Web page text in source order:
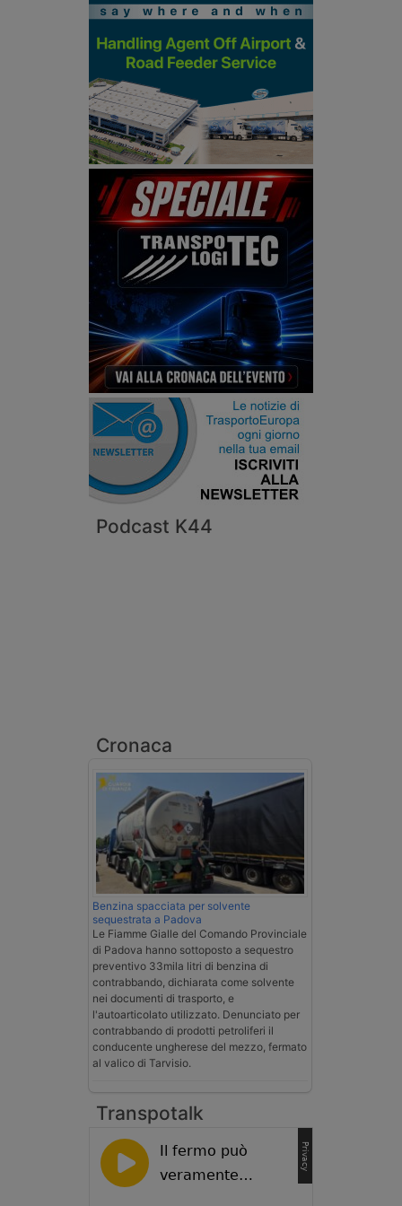
Podcast K44
Cronaca
Benzina spacciata per solvente
sequestrata a Padova
Le Fiamme Gialle del Comando Provinciale
di Padova hanno sottoposto a sequestro
preventivo 33mila litri di benzina di
contrabbando, dichiarata come solvente
nei documenti di trasporto, e
l'autoarticolato utilizzato. Denunciato per
contrabbando di prodotti petroliferi il
conducente ungherese del mezzo, fermato
al valico di Tarvisio.
Transpotalk